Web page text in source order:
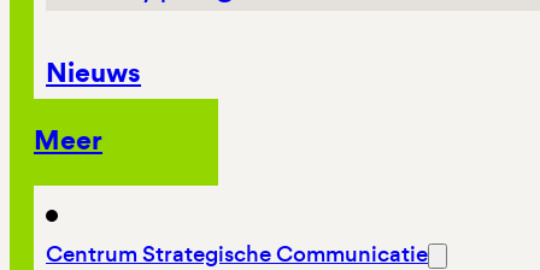
Nieuws
Meer
Centrum Strategische Communicatie